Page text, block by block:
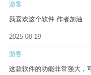
游客
我喜欢这个软件 作者加油
2025-08-19
游客
这款软件的功能非常强大，